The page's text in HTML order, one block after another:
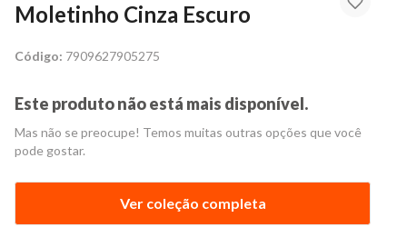
Moletinho Cinza Escuro
Código: 7909627905275
Este produto não está mais disponível.
Mas não se preocupe! Temos muitas outras opções que você
pode gostar.
Ver coleção completa